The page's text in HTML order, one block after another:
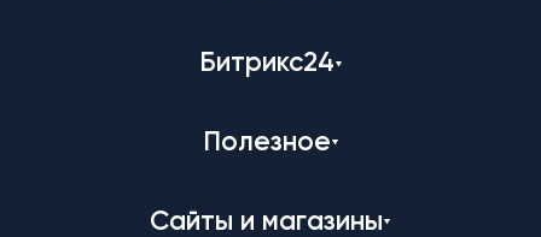
Битрикс24
Полезное
Сайты и магазины